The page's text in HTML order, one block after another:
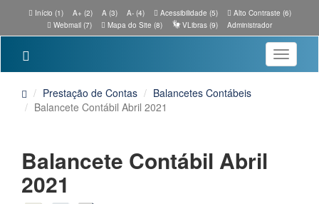
Início (1) A+ (2) A (3) A- (4) Acessibilidade (5)
Alto Contraste (6)
Webmail (7)
Mapa do Site (8) VLibras (9) Administrador
Toggle
Prestação de Contas
Balancetes Contábeis
Balancete Contábil Abril 2021
Balancete Contábil Abril
2021